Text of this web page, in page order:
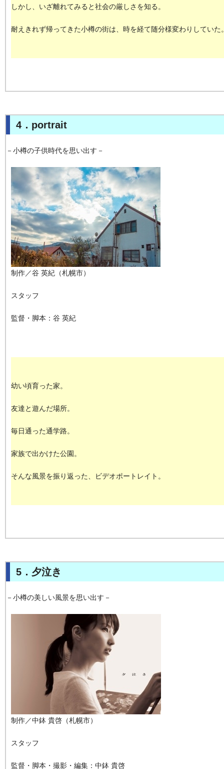
しかし、いざ離れてみると社会の厳しさを知る。
耐えきれず帰ってきた小樽の街は、時を経て随分様変わりしていた
4．portrait
－小樽の子供時代を思い出す－
制作／谷 英紀（札幌市）
スタッフ
監督・脚本：谷 英紀
幼い頃育った家。
友達と遊んだ場所。
毎日通った通学路。
家族で出かけた公園。
そんな風景を振り返った、ビデオポートレイト。
5．夕泣き
－小樽の美しい風景を思い出す－
制作／中鉢 貴啓（札幌市）
スタッフ
監督・脚本・撮影・編集：中鉢 貴啓